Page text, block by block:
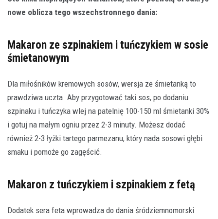
nowe oblicza tego wszechstronnego dania:
Makaron ze szpinakiem i tuńczykiem w sosie
śmietanowym
Dla miłośników kremowych sosów, wersja ze śmietanką to
prawdziwa uczta. Aby przygotować taki sos, po dodaniu
szpinaku i tuńczyka wlej na patelnię 100-150 ml śmietanki 30%
i gotuj na małym ogniu przez 2-3 minuty. Możesz dodać
również 2-3 łyżki tartego parmezanu, który nada sosowi głębi
smaku i pomoże go zagęścić.
Makaron z tuńczykiem i szpinakiem z fetą
Dodatek sera feta wprowadza do dania śródziemnomorski